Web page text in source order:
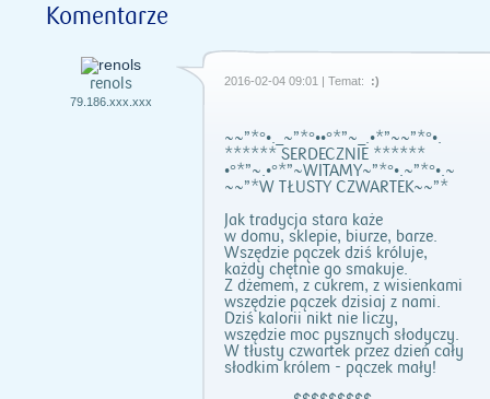
Komentarze
renols
79.186.xxx.xxx
2016-02-04 09:01 | Temat: :)
~~”*°•._~”*°••°*”~_.•*”~~”*°•.
****** SERDECZNIE ******
•°*”~.•°*”~WITAMY~”*°•.~”*°•.~
~~”*W TŁUSTY CZWARTEK~~”*
Jak tradycja stara każe
w domu, sklepie, biurze, barze.
Wszędzie pączek dziś króluje,
każdy chętnie go smakuje.
Z dżemem, z cukrem, z wisienkami
wszędzie pączek dzisiaj z nami.
Dziś kalorii nikt nie liczy,
wszędzie moc pysznych słodyczy.
W tłusty czwartek przez dzień cały
słodkim królem - pączek mały!